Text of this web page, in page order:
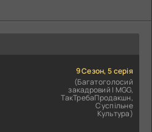
9 Сезон, 5 серія
(Багатоголосий
закадровий | MGG,
ТакТребаПродакшн,
Суспільне
Культура)